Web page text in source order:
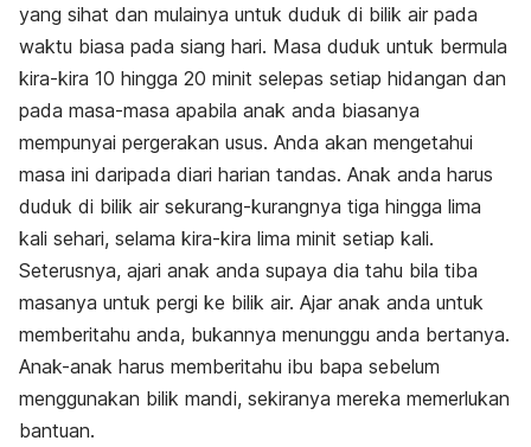
yang sihat dan mulainya untuk duduk di bilik air pada
waktu biasa pada siang hari. Masa duduk untuk bermula
kira-kira 10 hingga 20 minit selepas setiap hidangan dan
pada masa-masa apabila anak anda biasanya
mempunyai pergerakan usus. Anda akan mengetahui
masa ini daripada diari harian tandas. Anak anda harus
duduk di bilik air sekurang-kurangnya tiga hingga lima
kali sehari, selama kira-kira lima minit setiap kali.
Seterusnya, ajari anak anda supaya dia tahu bila tiba
masanya untuk pergi ke bilik air. Ajar anak anda untuk
memberitahu anda, bukannya menunggu anda bertanya.
Anak-anak harus memberitahu ibu bapa sebelum
menggunakan bilik mandi, sekiranya mereka memerlukan
bantuan.